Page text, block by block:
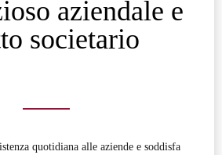
aziendale e
societario
quotidiana alle aziende e soddisfa